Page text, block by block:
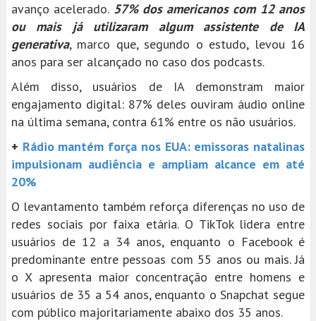
avanço acelerado. 57% dos americanos com 12 anos
ou mais já utilizaram algum assistente de IA
generativa, marco que, segundo o estudo, levou 16
anos para ser alcançado no caso dos podcasts.
Além disso, usuários de IA demonstram maior
engajamento digital: 87% deles ouviram áudio online
na última semana, contra 61% entre os não usuários.
+ Rádio mantém força nos EUA: emissoras natalinas
impulsionam audiência e ampliam alcance em até
20%
O levantamento também reforça diferenças no uso de
redes sociais por faixa etária. O TikTok lidera entre
usuários de 12 a 34 anos, enquanto o Facebook é
predominante entre pessoas com 55 anos ou mais. Já
o X apresenta maior concentração entre homens e
usuários de 35 a 54 anos, enquanto o Snapchat segue
com público majoritariamente abaixo dos 35 anos.